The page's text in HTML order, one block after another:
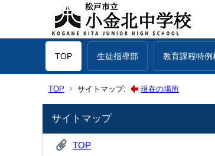
TOP 生徒指導部 教育課程特例
TOP サイトマップ: 現在の場所
サイトマップ
TOP